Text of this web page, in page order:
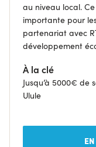
au niveau local.
importante pour
partenariat avec
développement
À la clé
Jusqu’à 5000€
Ulule